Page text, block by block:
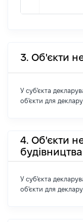
3. Об'єкти
У суб'єкта
об'єкти для
4. Об'єкти
будівництва
У суб'єкта
об'єкти для